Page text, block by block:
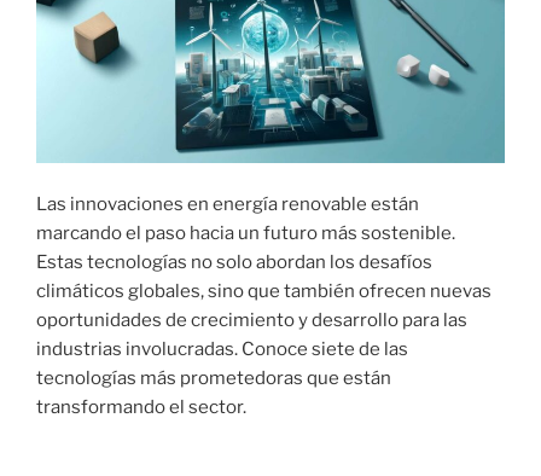
Las innovaciones en energía renovable están
marcando el paso hacia un futuro más sostenible.
Estas tecnologías no solo abordan los desafíos
climáticos globales, sino que también ofrecen nuevas
oportunidades de crecimiento y desarrollo para las
industrias involucradas. Conoce siete de las
tecnologías más prometedoras que están
transformando el sector.